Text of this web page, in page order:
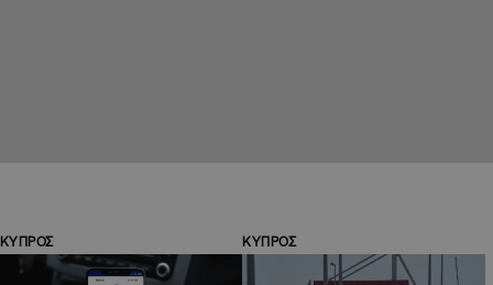
ΚΥΠΡΟΣ ΚΥΠΡΟΣ